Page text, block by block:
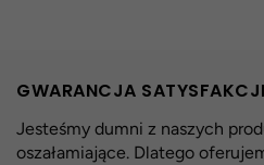
GWARANCJA SATYSFAKCJI
Jesteśmy dumni z naszych
oszałamiające. Dlatego